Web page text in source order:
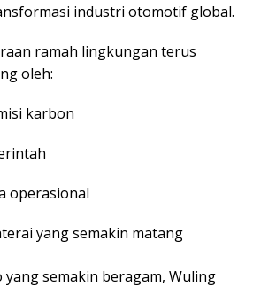
industri otomotif global.
ramah lingkungan terus
oleh:
karbon
operasional
yang semakin matang
semakin beragam, Wuling